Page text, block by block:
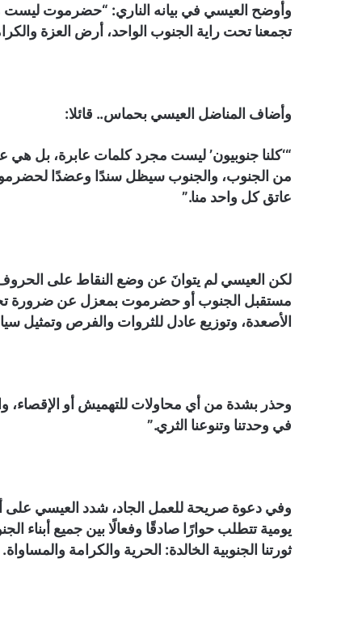
وأوضح العيسي في بيانه الناري: “حضرموت ليست
تجمعنا تحت راية الجنوب الواحد، أرض العزة
وأضاف المناضل العيسي بحماس.. قائلا:
“‘كلنا جنوبيون’ ليست مجرد كلمات عابرة، بل
من الجنوب، والجنوب سيظل سندًا وعضدًا
عاتق كل واحد منا.”
لكن العيسي لم يتوانَ عن وضع النقاط على
مستقبل الجنوب أو حضرموت بمعزل عن ضرورة
الأصعدة، وتوزيع عادل للثروات والفرص
وحذر بشدة من أي محاولات للتهميش أو الإقصاء،
في وحدتنا وتنوعنا الثري.”
وفي دعوة صريحة للعمل الجاد، شدد العيسي على
يومية تتطلب حوارًا صادقًا وفعالًا بين جميع أبناء
ثورتنا الجنوبية الخالدة: الحرية والكرامة والمساواة.